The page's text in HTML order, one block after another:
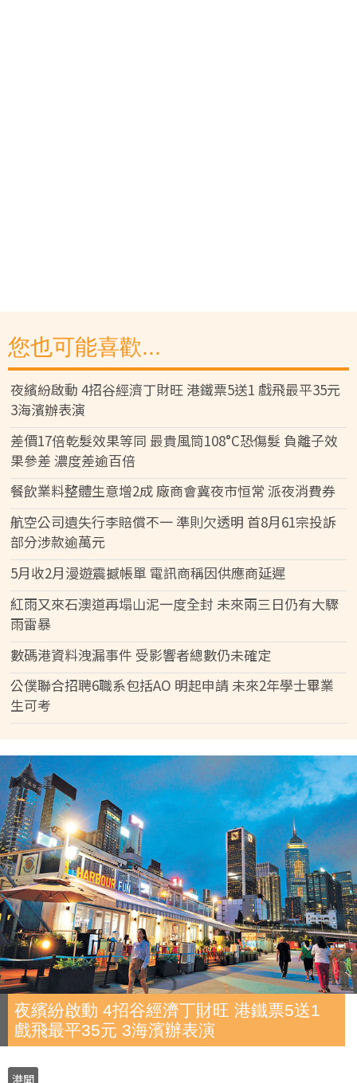
您也可能喜歡...
夜繽紛啟動 4招谷經濟丁財旺 港鐵票5送1 戲飛最平35元
3海濱辦表演
差價17倍乾髮效果等同 最貴風筒108°C恐傷髮 負離子效
果參差 濃度差逾百倍
餐飲業料整體生意增2成 廠商會冀夜市恒常 派夜消費券
航空公司遺失行李賠償不一 準則欠透明 首8月61宗投訴
部分涉款逾萬元
5月收2月漫遊震撼帳單 電訊商稱因供應商延遲
紅雨又來石澳道再塌山泥一度全封 未來兩三日仍有大驟
雨雷暴
數碼港資料洩漏事件 受影響者總數仍未確定
公僕聯合招聘6職系包括AO 明起申請 未來2年學士畢業
生可考
夜繽紛啟動 4招谷經濟丁財旺 港鐵票5送1
戲飛最平35元 3海濱辦表演
港聞